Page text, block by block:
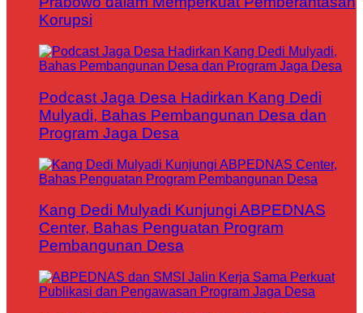
Korupsi
Podcast Jaga Desa Hadirkan Kang Dedi
Mulyadi, Bahas Pembangunan Desa dan
Program Jaga Desa
Kang Dedi Mulyadi Kunjungi ABPEDNAS
Center, Bahas Penguatan Program
Pembangunan Desa